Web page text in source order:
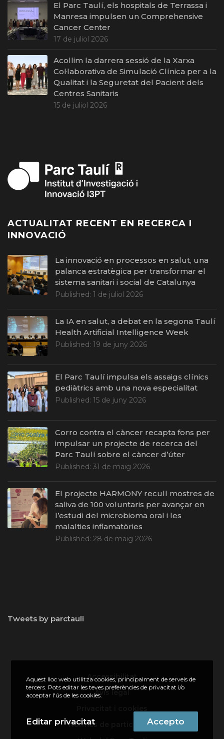
El Parc Taulí, els hospitals de Terrassa i
Manresa impulsen un Comprehensive
Cancer Center
17 de juliol 2026
Acollim la darrera sessió de la Xarxa
Col·laborativa de Simulació Clínica per a la
Qualitat i la Seguretat del Pacient dels
Centres Sanitaris
15 de juliol 2026
ACTUALITAT RECENT EN RECERCA I
INNOVACIÓ
La innovació en processos en salut, una
palanca estratègica per transformar el
sistema sanitari i social de Catalunya
Published: 1 de juliol 2026
La IA en salut, a debat en la segona Taulí
Health Artificial Intelligence Week
Published: 19 de juny 2026
El Parc Taulí impulsa els assaigs clínics
pediàtrics amb una nova especialitat
Published: 15 de juny 2026
Corro contra el càncer recapta fons per
impulsar un projecte de recerca del
Parc Taulí sobre el càncer d’úter
Published: 31 de maig 2026
El projecte HARMONY recull mostres de
saliva de 100 voluntaris per avançar en
l’estudi del microbioma oral i les
malalties inflamatòries
Published: 28 de maig 2026
Tweets by parctauli
Accessibilitat
Avís legal
Normes de participació
Aquest lloc web utilitza cookies, principalment de serveis de
tercers. Pots editar les teves preferències de privacitat i/o
acceptar l'ús de les cookies.
Editar privacitat Accepto